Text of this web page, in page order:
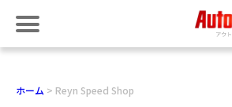
ホーム Reyn Speed Shop